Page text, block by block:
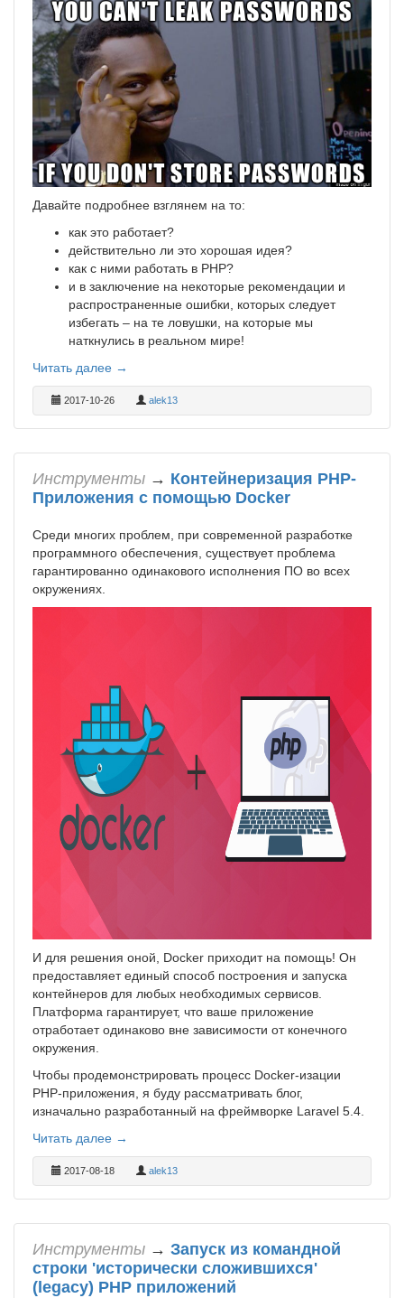
Давайте подробнее взглянем на то:
как это работает?
действительно ли это хорошая идея?
как с ними работать в PHP?
и в заключение на некоторые рекомендации и
распространенные ошибки, которых следует
избегать – на те ловушки, на которые мы
наткнулись в реальном мире!
Читать далее →
2017-10-26 alek13
Инструменты → Контейнеризация PHP-
Приложения с помощью Docker
Среди многих проблем, при современной разработке
программного обеспечения, существует проблема
гарантированно одинакового исполнения ПО во всех
окружениях.
И для решения оной, Docker приходит на помощь! Он
предоставляет единый способ построения и запуска
контейнеров для любых необходимых сервисов.
Платформа гарантирует, что ваше приложение
отработает одинаково вне зависимости от конечного
окружения.
Чтобы продемонстрировать процесс Docker-изации
PHP-приложения, я буду рассматривать блог,
изначально разработанный на фреймворке Laravel 5.4.
Читать далее →
2017-08-18 alek13
Инструменты → Запуск из командной
строки 'исторически сложившихся'
(legacy) PHP приложений